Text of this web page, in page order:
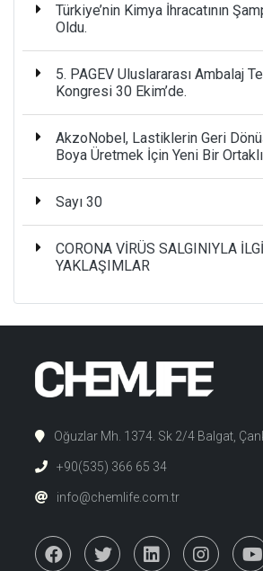
Türkiye’nin Kimya İhracatının
Oldu.
5. PAGEV Uluslararası Ambalaj
Kongresi 30 Ekim’de.
AkzoNobel, Lastiklerin Geri
Boya Üretmek İçin Yeni Bir
Sayı 30
CORONA VİRÜS SALGINIYLA
YAKLAŞIMLAR
Oğuzlar Mh. 1374. Sk 2/4 Balgat,
+90(535) 366 65 34
info@chemlife.com.tr